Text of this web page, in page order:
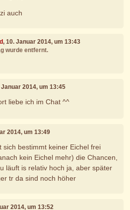
auch
, 10. Januar 2014, um 13:43
wurde entfernt.
Januar 2014, um 13:45
liebe ich im Chat ^^
2014, um 13:49
sich bestimmt keiner Eichel frei
kein Eichel mehr) die Chancen,
läuft is relativ hoch ja, aber später
tr da sind noch höher
2014, um 13:52